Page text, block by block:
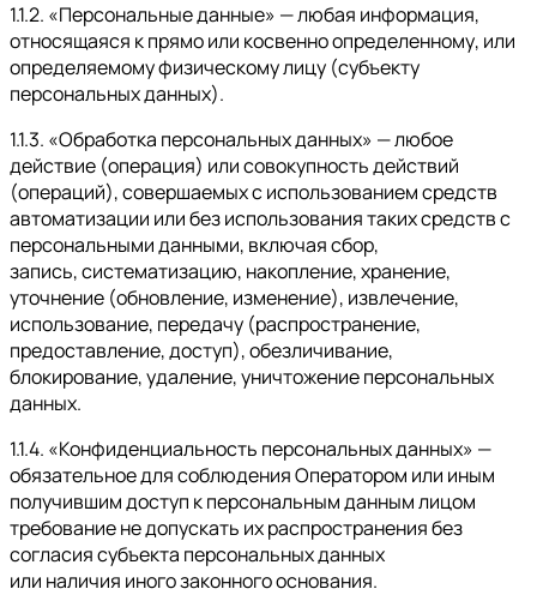
1.1.2. «Персональные данные» — любая информация,
относящаяся к прямо или косвенно определенному, или
определяемому физическому лицу (субъекту
персональных данных).
1.1.3. «Обработка персональных данных» — любое
действие (операция) или совокупность действий
(операций), совершаемых с использованием средств
автоматизации или без использования таких средств с
персональными данными, включая сбор,
запись, систематизацию, накопление, хранение,
уточнение (обновление, изменение), извлечение,
использование, передачу (распространение,
предоставление, доступ), обезличивание,
блокирование, удаление, уничтожение персональных
данных.
1.1.4. «Конфиденциальность персональных данных» —
обязательное для соблюдения Оператором или иным
получившим доступ к персональным данным лицом
требование не допускать их распространения без
согласия субъекта персональных данных
или наличия иного законного основания.